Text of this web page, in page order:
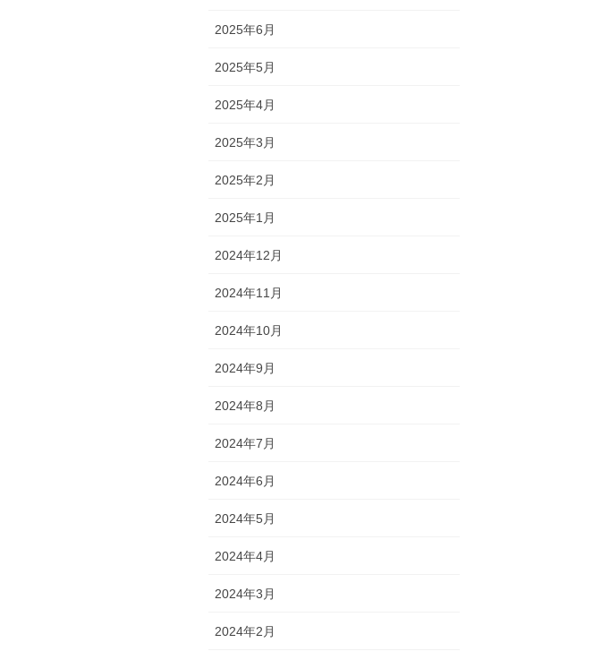
2025年6月
2025年5月
2025年4月
2025年3月
2025年2月
2025年1月
2024年12月
2024年11月
2024年10月
2024年9月
2024年8月
2024年7月
2024年6月
2024年5月
2024年4月
2024年3月
2024年2月